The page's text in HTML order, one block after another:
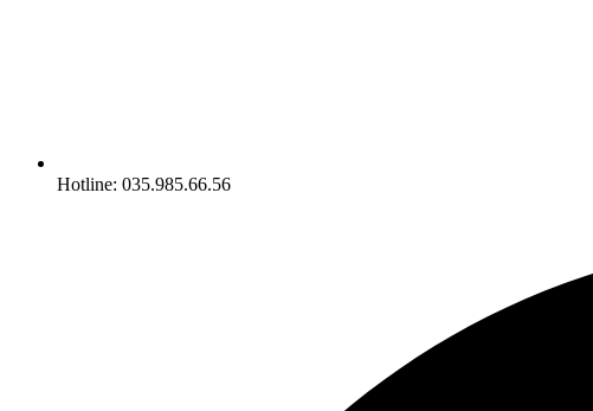
Hotline: 035.985.66.56